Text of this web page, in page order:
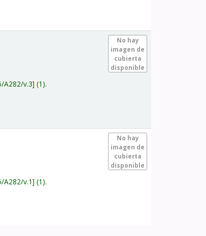
No hay
imagen de
cubierta
disponible
A282/v.3 (1).
No hay
imagen de
cubierta
disponible
A282/v.1 (1).